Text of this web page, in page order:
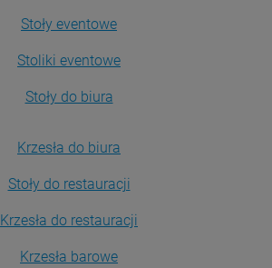
Stoły eventowe
Stoliki eventowe
Stoły do biura
Krzesła do biura
Stoły do restauracji
Krzesła do restauracji
Krzesła barowe